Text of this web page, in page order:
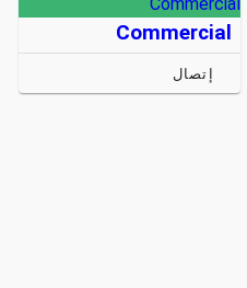
Commercial
Commercial
إتصال